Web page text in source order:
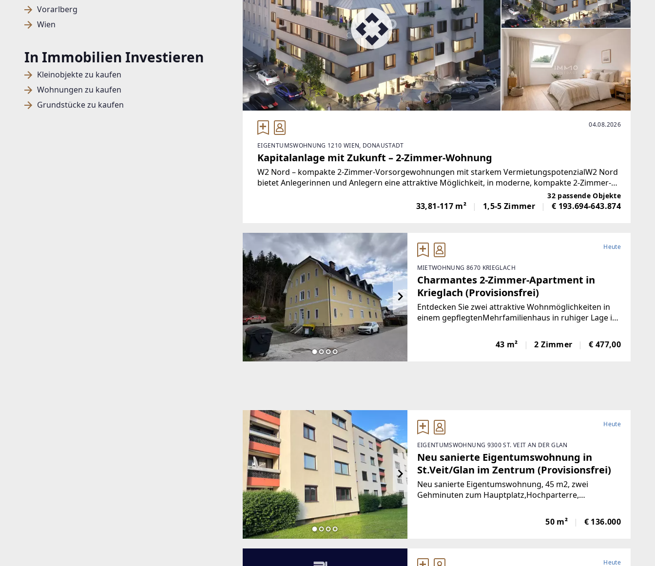
Vorarlberg
Wien
In Immobilien Investieren
Kleinobjekte zu kaufen
Wohnungen zu kaufen
Grundstücke zu kaufen
04.08.2026
EIGENTUMSWOHNUNG 1210 WIEN, DONAUSTADT
Kapitalanlage mit Zukunft – 2-Zimmer-Wohnung
W2 Nord – kompakte 2-Zimmer-Vorsorgewohnungen mit starkem VermietungspotenzialW2 Nord
bietet Anlegerinnen und Anlegern eine attraktive Möglichkeit, in moderne, kompakte 2-Zimmer-
32 passende Objekte
33,81-117 m² 1,5-5 Zimmer € 193.694-643.874
Heute
MIETWOHNUNG 8670 KRIEGLACH
Charmantes 2-Zimmer-Apartment in
Krieglach (Provisionsfrei)
Entdecken Sie zwei attraktive Wohnmöglichkeiten in
einem gepflegtenMehrfamilienhaus in ruhiger Lage in
BruttoFrisch und wie neu: Diese 43 m² große Wohnung
wurde komplett saniert. NeueKüche,
43 m² 2 Zimmer € 477,00
Heute
EIGENTUMSWOHNUNG 9300 ST. VEIT AN DER GLAN
Neu sanierte Eigentumswohnung in
St.Veit/Glan im Zentrum (Provisionsfrei)
Neu sanierte Eigentumswohnung, 45 m2, zwei
Gehminuten zum Hauptplatz,Hochparterre,
Grüne, mangelangt über nur 4 Stufen in die Wohnung,
Kindergarten, Volksschule,Mittelschule, Gymnasium,
50 m² € 136.000
Heute